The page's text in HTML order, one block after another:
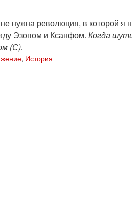
революция, в которой я
Эзопом и Ксанфом. Когда
(С).
, История